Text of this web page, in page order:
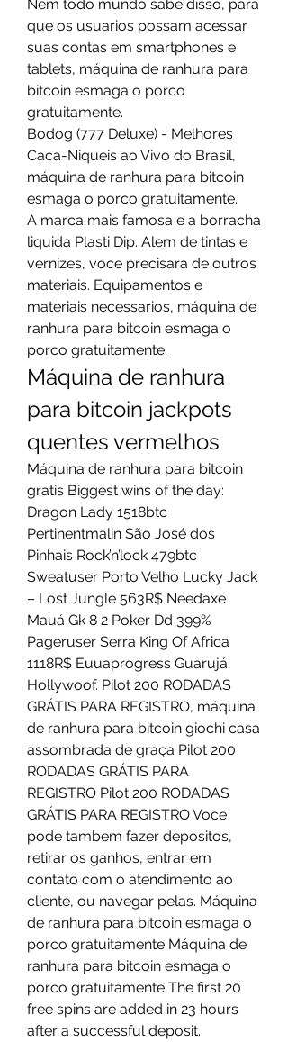
Nem todo mundo sabe disso, para
que os usuarios possam acessar
suas contas em smartphones e
tablets, máquina de ranhura para
bitcoin esmaga o porco
gratuitamente.
Bodog (777 Deluxe) - Melhores
Caca-Niqueis ao Vivo do Brasil,
máquina de ranhura para bitcoin
esmaga o porco gratuitamente.
A marca mais famosa e a borracha
liquida Plasti Dip. Alem de tintas e
vernizes, voce precisara de outros
materiais. Equipamentos e
materiais necessarios, máquina de
ranhura para bitcoin esmaga o
porco gratuitamente.
Máquina de ranhura
para bitcoin jackpots
quentes vermelhos
Máquina de ranhura para bitcoin
gratis Biggest wins of the day:
Dragon Lady 1518btc
Pertinentmalin São José dos
Pinhais Rock’n’lock 479btc
Sweatuser Porto Velho Lucky Jack
– Lost Jungle 563R$ Needaxe
Mauá Gk 8 2 Poker Dd 399%
Pageruser Serra King Of Africa
1118R$ Euuaprogress Guarujá
Hollywoof. Pilot 200 RODADAS
GRÁTIS PARA REGISTRO, máquina
de ranhura para bitcoin giochi casa
assombrada de graça Pilot 200
RODADAS GRÁTIS PARA
REGISTRO Pilot 200 RODADAS
GRÁTIS PARA REGISTRO Voce
pode tambem fazer depositos,
retirar os ganhos, entrar em
contato com o atendimento ao
cliente, ou navegar pelas. Máquina
de ranhura para bitcoin esmaga o
porco gratuitamente Máquina de
ranhura para bitcoin esmaga o
porco gratuitamente The first 20
free spins are added in 23 hours
after a successful deposit.